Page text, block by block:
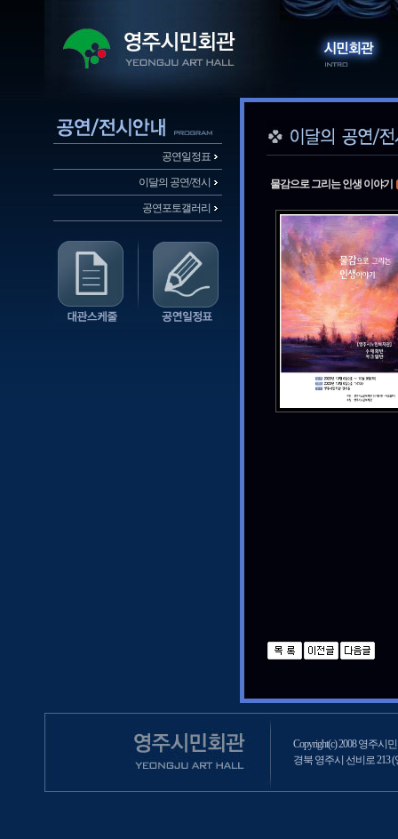
공연일정표
이달의 공연/전시
공연포토갤러리
물감으로 그리는 인생 이야기
Copyright(c) 2008 영주시
경북 영주시 선비로 213 (